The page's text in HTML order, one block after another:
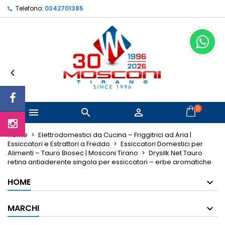
Telefono: 0342701385
   0
Home
Elettrodomestici da Cucina – Friggitrici ad Aria |
Essiccatori e Estrattori a Freddo
Essiccatori Domestici per
Alimenti – Tauro Biosec | Mosconi Tirano
Drysilk Net Tauro
retina antiaderente singola per essiccatori – erbe aromatiche
HOME
MARCHI
Le mie liste di desideri ×
Crea lista dei desideri ×
Nome lista dei desideri
Accedi ×
Devi avere effettuato l'accesso per salvare dei
prodotti nella tua lista dei desideri.
Annulla